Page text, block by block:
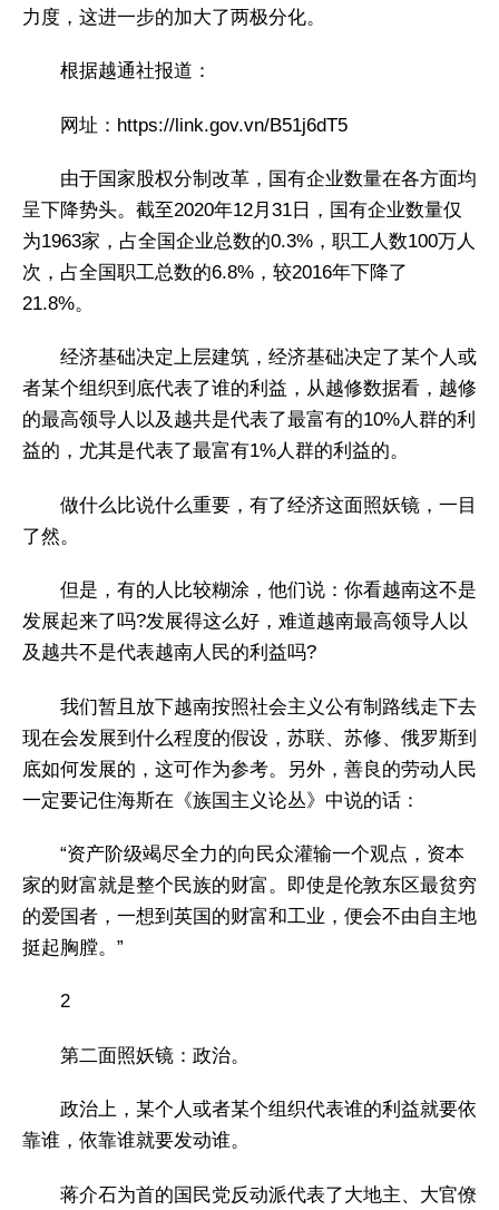
力度，这进一步的加大了两极分化。
根据越通社报道：
网址：https://link.gov.vn/B51j6dT5
由于国家股权分制改革，国有企业数量在各方面均
呈下降势头。截至2020年12月31日，国有企业数量仅
为1963家，占全国企业总数的0.3%，职工人数100万人
次，占全国职工总数的6.8%，较2016年下降了
21.8%。
经济基础决定上层建筑，经济基础决定了某个人或
者某个组织到底代表了谁的利益，从越修数据看，越修
的最高领导人以及越共是代表了最富有的10%人群的利
益的，尤其是代表了最富有1%人群的利益的。
做什么比说什么重要，有了经济这面照妖镜，一目
了然。
但是，有的人比较糊涂，他们说：你看越南这不是
发展起来了吗?发展得这么好，难道越南最高领导人以
及越共不是代表越南人民的利益吗?
我们暂且放下越南按照社会主义公有制路线走下去
现在会发展到什么程度的假设，苏联、苏修、俄罗斯到
底如何发展的，这可作为参考。另外，善良的劳动人民
一定要记住海斯在《族国主义论丛》中说的话：
“资产阶级竭尽全力的向民众灌输一个观点，资本
家的财富就是整个民族的财富。即使是伦敦东区最贫穷
的爱国者，一想到英国的财富和工业，便会不由自主地
挺起胸膛。”
2
第二面照妖镜：政治。
政治上，某个人或者某个组织代表谁的利益就要依
靠谁，依靠谁就要发动谁。
蒋介石为首的国民党反动派代表了大地主、大官僚